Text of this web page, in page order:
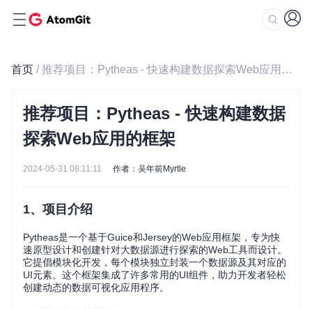
首页 / 推荐项目：Pytheas - 快速构建数据探索Web应用的框架
推荐项目：Pytheas - 快速构建数据
探索Web应用的框架
2024-05-31 08:11:11 作者：吴年前Myrtle
1、项目介绍
Pytheas是一个基于Guice和Jersey的Web应用框架，专为快
速原型设计和创建针对大数据源进行探索的Web工具而设计。
它提倡模块化开发，每个模块独立封装一个数据源及其对应的
UI元素。这个框架集成了许多常用的UI组件，助力开发者轻松
创建动态的数据可视化应用程序。